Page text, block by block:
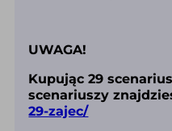
UWAGA!
Kupując 29
scenariuszy
29-zajec/